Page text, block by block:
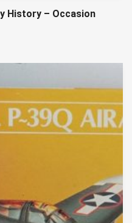
History – Occasion